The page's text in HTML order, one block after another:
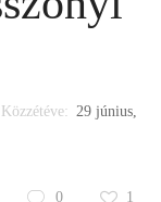
Közzétéve: 29 június,
0 1